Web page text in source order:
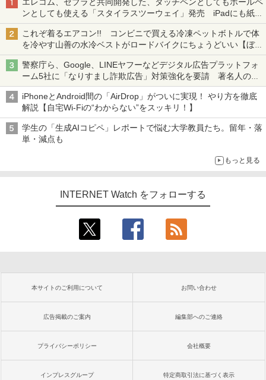
ンとしても使える「スタイラスツーウェイ」発売 iPadにも紙に
も、持ち替えずに書き込める
これぞ着るエアコン!! コンビニで買える冷凍ペットボトルで体
を冷やす山善の水冷ベストがロードバイクにちょうどいい【ぼっ
ち・ざ・ろーど！その14】【空いた時間でなにしてる？】
警察庁ら、Google、LINEヤフーなどデジタル広告プラットフォ
ーム5社に「なりすまし詐欺広告」対策強化を要請 著名人の写
真や映像を使った投資詐欺などへの対策として
iPhoneとAndroid間の「AirDrop」がついに実現！ やり方を徹底
解説【自宅Wi-Fiの“わからない”をスッキリ！】
学生の「生成AIコピペ」レポートで悩む大学教員たち。留年・落
単・減点も
もっと見る
INTERNET Watch をフォローする
本サイトのご利用について お問い合わせ
広告掲載のご案内 編集部へのご連絡
プライバシーポリシー 会社概要
インプレスグループ 特定商取引法に基づく表示